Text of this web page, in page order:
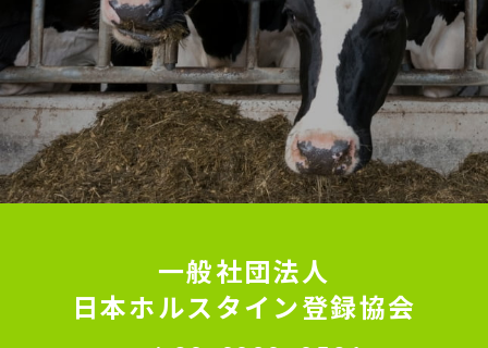
一般社団法人
日本ホルスタイン登録協会